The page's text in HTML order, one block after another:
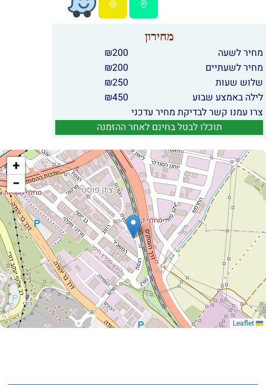
מחירון
מחיר לשעה 200
₪
מחיר לשעתיים
200
₪
שלוש שעות
250
₪
לילה באמצע שבוע
450
₪
צרו עמנו קשר לבדיקת מחיר עדכני
תוכלו לבטל בחינם לאחר ההזמנה
+
−
Leaflet